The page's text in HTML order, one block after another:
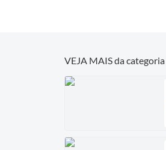
VEJA MAIS da categoria